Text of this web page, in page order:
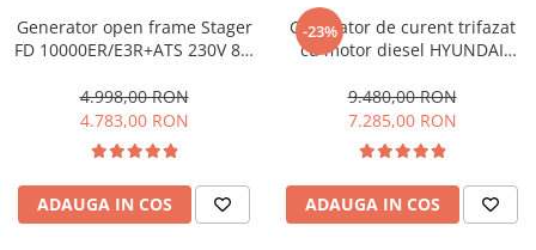
Incaltaminte
Bocanci de protectie
Manusi si palmare
Protectie mecanica
Protectie sudura
Protectie taiere si perforatii
Protectia capului
Generator open frame Stager
FD 10000ER/E3R+ATS 230V 8.5
benzina, automatizare
monofazata
4.998,00 RON
4.783,00 RON
ADAUGA IN COS
-23%
Generator de curent trifazat
cu motor diesel HYUNDAI
invertoarele hibrid cu
comanda pe 2 fire
9.480,00 RON
7.285,00 RON
ADAUGA IN COS